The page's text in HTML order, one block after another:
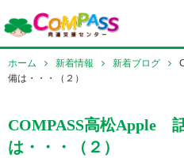
ホーム 新着情報 新着ブログ
備は・・・（２）
COMPASS高松Apple
は・・・（２）